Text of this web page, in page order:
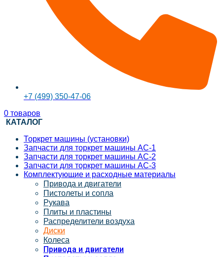
+7 (499) 350-47-06
0 товаров
КАТАЛОГ
Торкрет машины (установки)
Запчасти для торкрет машины АС-1
Запчасти для торкрет машины АС-2
Запчасти для торкрет машины АС-3
Комплектующие и расходные материалы
Привода и двигатели
Пистолеты и сопла
Рукава
Плиты и пластины
Распределители воздуха
Диски
Колеса
Привода и двигатели